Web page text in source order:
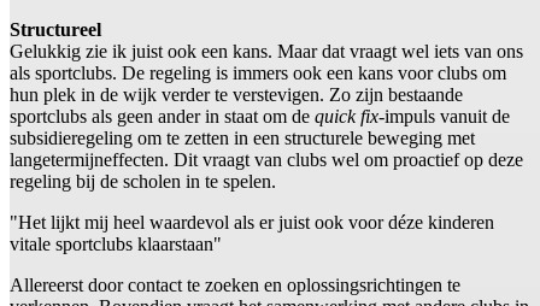
Structureel
Gelukkig zie ik juist ook een kans. Maar dat vraagt wel iets van ons
als sportclubs. De regeling is immers ook een kans voor clubs om
hun plek in de wijk verder te verstevigen. Zo zijn bestaande
sportclubs als geen ander in staat om de quick fix-impuls vanuit de
subsidieregeling om te zetten in een structurele beweging met
langetermijneffecten. Dit vraagt van clubs wel om proactief op deze
regeling bij de scholen in te spelen.
"Het lijkt mij heel waardevol als er juist ook voor déze kinderen
vitale sportclubs klaarstaan"
Allereerst door contact te zoeken en oplossingsrichtingen te